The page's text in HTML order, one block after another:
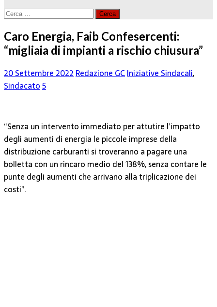
Ricerca
Caro Energia, Faib Confesercenti:
“migliaia di impianti a rischio chiusura”
20 Settembre 2022 Redazione GCIniziative Sindacali,
Sindacato5
“Senza un intervento immediato per attutire l’impatto
degli aumenti di energia le piccole imprese della
distribuzione carburanti si troveranno a pagare una
bolletta con un rincaro medio del 138%, senza contare le
punte degli aumenti che arrivano alla triplicazione dei
costi”.